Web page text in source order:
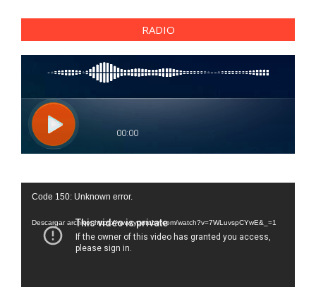
RADIO
Reproductor
vídeo
Code 150: Unknown error.
Descargar archivo: https://www.youtube.com/watch?v=7WLuvspCYwE&_=1